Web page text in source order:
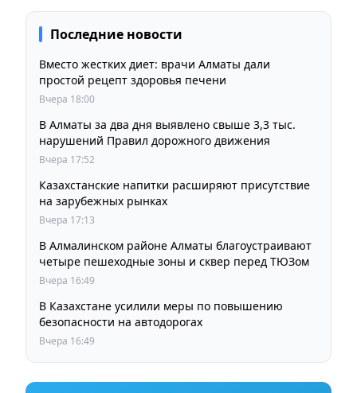
Последние новости
Вместо жестких диет: врачи Алматы дали
Вчера 18:00
В Алматы за два дня выявлено свыше 3,3 тыс.
нарушений Правил дорожного движения
Вчера 17:52
Казахстанские напитки расширяют присутствие
на зарубежных рынках
Вчера 17:13
В Алмалинском районе Алматы благоустраивают
четыре пешеходные зоны и сквер перед ТЮЗом
Вчера 16:49
В Казахстане усилили меры по повышению
безопасности на автодорогах
Вчера 16:49